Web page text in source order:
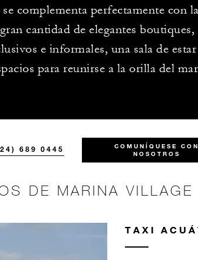
complementa perfectamente con la
cantidad de elegantes boutiques,
e informales, una sala de estar
para reunirse a la orilla del
689 0445
COMUNÍQUESE CON
NOSOTROS
DE MARINA VILLAGE
TAXI